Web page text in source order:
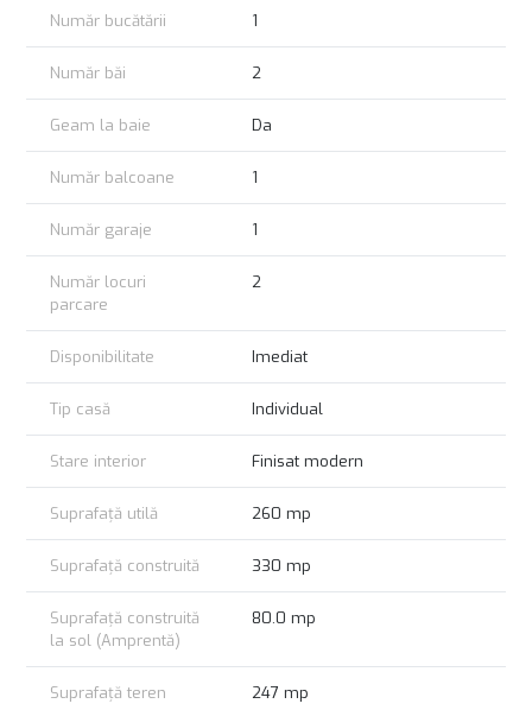
Multumesc.
Număr bucătării 1
Număr băi 2
Geam la baie Da
Număr balcoane 1
Număr garaje 1
Număr locuri
parcare
2
Disponibilitate Imediat
Tip casă Individual
Stare interior Finisat modern
Suprafață utilă 260 mp
Suprafață construită 330 mp
Suprafață construită
la sol (Amprentă)
80.0 mp
Suprafață teren 247 mp